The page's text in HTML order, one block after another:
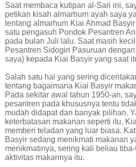
Saat membaca kutipan al-Sari ini,
petikan kisah almarhum ayah saya
tentang almarhum Kiai Ahmad
satu pengasuh Pondok Pesantren
pada bulan Juli lalu. Saat masih
Pesantren Sidogiri Pasuruan
saya) kepada Kiai Basyir yang saat
Salah satu hal yang sering
tentang bagaimana Kiai Basyir
Pada sekitar awal tahun 1950-an,
pesantren pada khususnya tentu
mudah didapat dan banyak pilihan.
keterbatasan makanan seperti itu,
memberi teladan yang luar biasa.
Basyir sedang menikmati makanan
menikmatinya, sering kali beliau
aktivitas makannya itu.